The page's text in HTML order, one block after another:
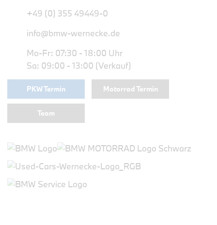
+49 (0) 355 49449-0
info@bmw-wernecke.de
Mo-Fr: 07:30 - 18:00 Uhr
Sa: 09:00 - 13:00 (Verkauf)
PKW Termin Motorrad Termin
Team